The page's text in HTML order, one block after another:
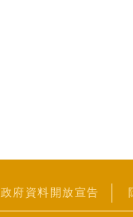
政府資料開放宣告